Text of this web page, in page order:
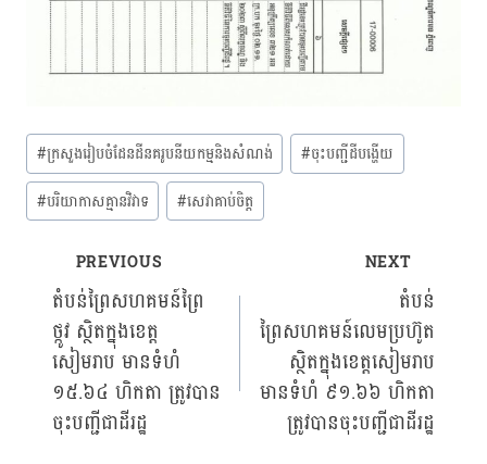
Post
Tags:
#ក្រសួងរៀបចំដែនដីនគរូបនីយកម្មនិងសំណង់ #ចុះបញ្ជីដីបង្ហើយ
#បរិយាកាសគ្មានវិវាទ #សេវាគាប់ចិត្ត
Post
navigation
PREVIOUS
តំបន់ព្រៃសហគមន៍ព្រៃ
ថ្កូវ ស្ថិតក្នុងខេត្ត
សៀមរាប មានទំហំ
១៥.៦៤ ហិកតា ត្រូវបាន
ចុះបញ្ជីជាដីរដ្ឋ
NEXT
តំបន់
ព្រៃសហគមន៍លេមប្រហ៊ូត
ស្ថិតក្នុងខេត្តសៀមរាប
មានទំហំ ៩១.៦៦ ហិកតា
ត្រូវបានចុះបញ្ជីជាដីរដ្ឋ